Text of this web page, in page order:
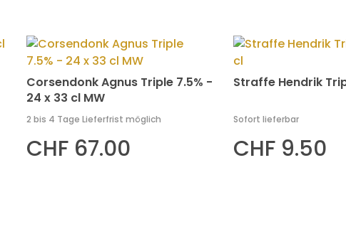
Corsendonk Agnus Triple 7.5% -
24 x 33 cl MW
2 bis 4 Tage Lieferfrist möglich
CHF 67.00
Straffe Hendrik
Sofort lieferbar
CHF 9.50